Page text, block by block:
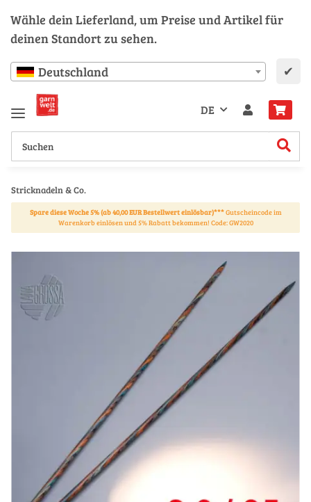
Wähle dein Lieferland, um Preise und Artikel für
deinen Standort zu sehen.
Deutschland ✔
DE
Stricknadeln & Co.
Spare diese Woche 5% (ab 40,00 EUR Bestellwert einlösbar)***Gutscheincode im
Warenkorb einlösen und 5% Rabatt bekommen! Code: GW2020